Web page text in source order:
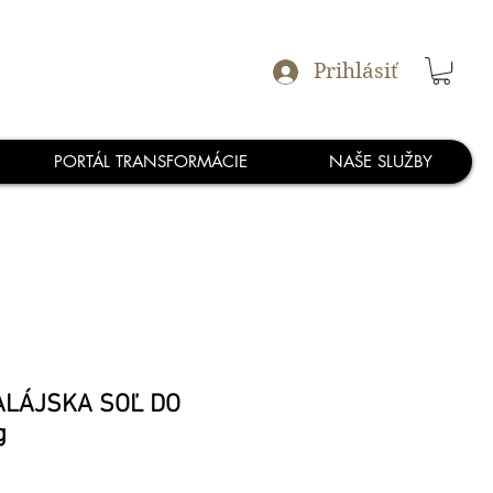
Prihlásiť
PORTÁL TRANSFORMÁCIE NAŠE SLUŽBY
SOĽ DO